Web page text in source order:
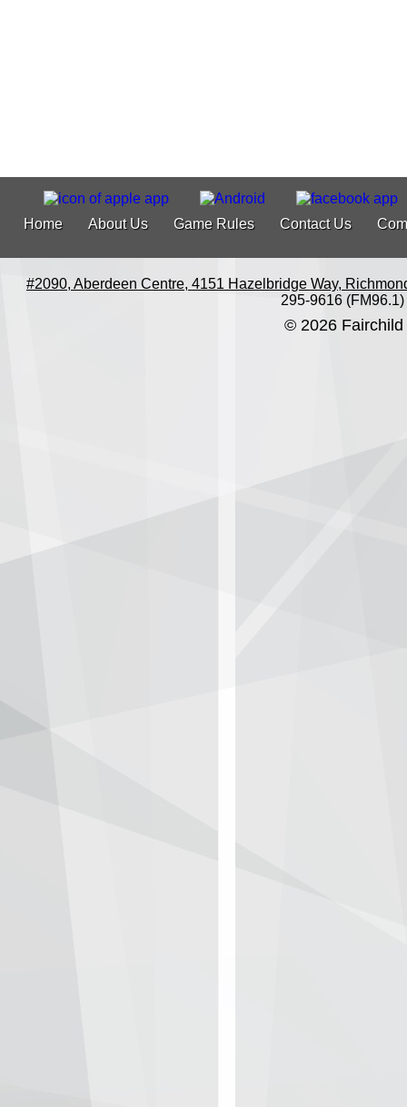
Home About Us Game Rules Contact Us
#2090, Aberdeen Centre, 4151 Hazelbridge Way,
295-9616 (FM96.1)
© 2026 Fairchild